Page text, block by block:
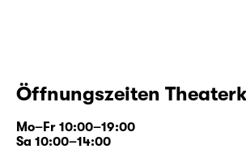
Öffnungszeiten
Mo–Fr 10:00–19:00
Sa 10:00–14:00